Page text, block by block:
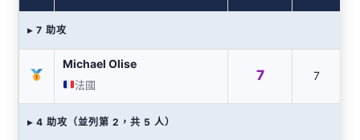
▸ 7 助攻
Michael Olise
法國
7 7
▸ 4 助攻（並列第 2，共 5 人）